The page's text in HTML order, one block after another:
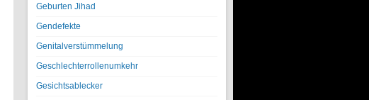
Geburten Jihad
Gendefekte
Genitalverstümmelung
Geschlechterrollenumkehr
Gesichtsablecker